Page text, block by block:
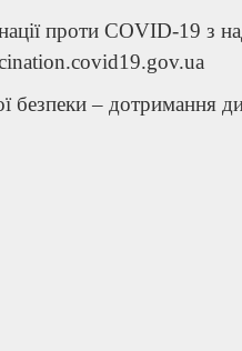
проти COVID-19 з
безпеки – дотримання